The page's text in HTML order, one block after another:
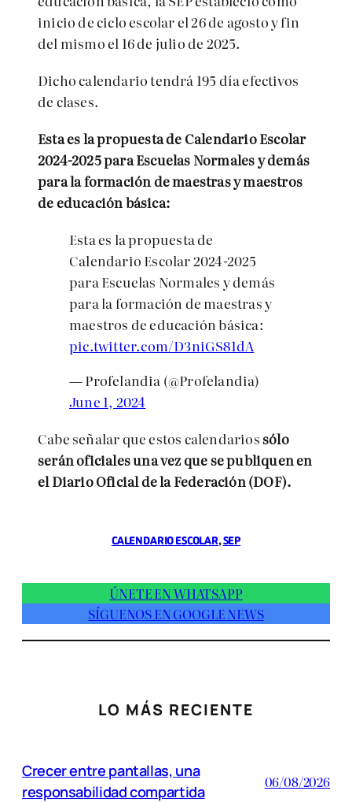
inicio de ciclo escolar el 26 de agosto y fin
del mismo el 16 de julio de 2025.
Dicho calendario tendrá 195 día efectivos
de clases.
Esta es la propuesta de Calendario Escolar
2024-2025 para Escuelas Normales y demás
para la formación de maestras y maestros
de educación básica:
Esta es la propuesta de
Calendario Escolar 2024-2025
para Escuelas Normales y demás
para la formación de maestras y
maestros de educación básica:
pic.twitter.com/D3niGS81dA
— Profelandia (@Profelandia)
June 1, 2024
Cabe señalar que estos calendariossólo
serán oficiales una vez que se publiquen en
el Diario Oficial de la Federación (DOF).
CALENDARIO ESCOLAR, SEP
ÚNETE EN WHATSAPP
SÍGUENOS EN GOOGLE NEWS
LO MÁS RECIENTE
Crecer entre pantallas, una
responsabilidad compartida
06/08/2026